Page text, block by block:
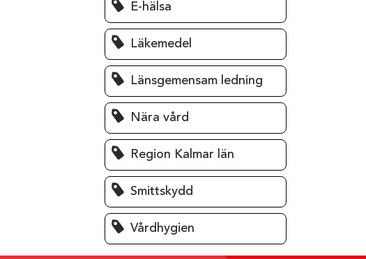
E-hälsa
Läkemedel
Länsgemensam ledning
Nära vård
Region Kalmar län
Smittskydd
Vårdhygien